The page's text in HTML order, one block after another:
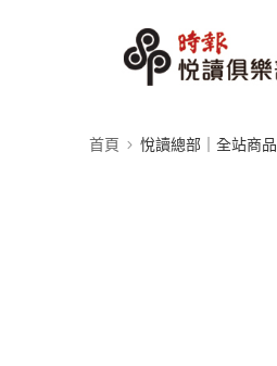
首頁 悅讀總部｜全站商品